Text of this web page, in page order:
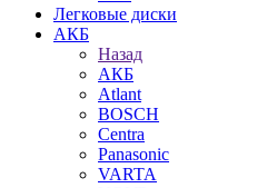
Легковые диски
АКБ
Назад
АКБ
Atlant
BOSCH
Centra
Panasonic
VARTA